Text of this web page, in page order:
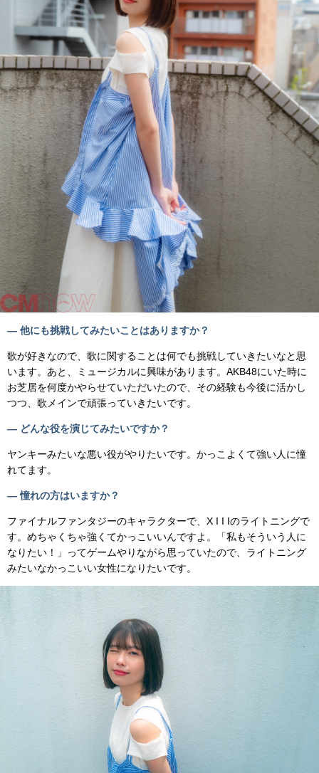
— 他にも挑戦してみたいことはありますか？
歌が好きなので、歌に関することは何でも挑戦していきたいなと思
います。あと、ミュージカルに興味があります。AKB48にいた時に
お芝居を何度かやらせていただいたので、その経験も今後に活かし
つつ、歌メインで頑張っていきたいです。
— どんな役を演じてみたいですか？
ヤンキーみたいな悪い役がやりたいです。かっこよくて強い人に憧
れてます。
— 憧れの方はいますか？
ファイナルファンタジーのキャラクターで、X I I Iのライトニングで
す。めちゃくちゃ強くてかっこいいんですよ。「私もそういう人に
なりたい！」ってゲームやりながら思っていたので、ライトニング
みたいなかっこいい女性になりたいです。